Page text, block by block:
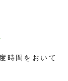
時間をおいて